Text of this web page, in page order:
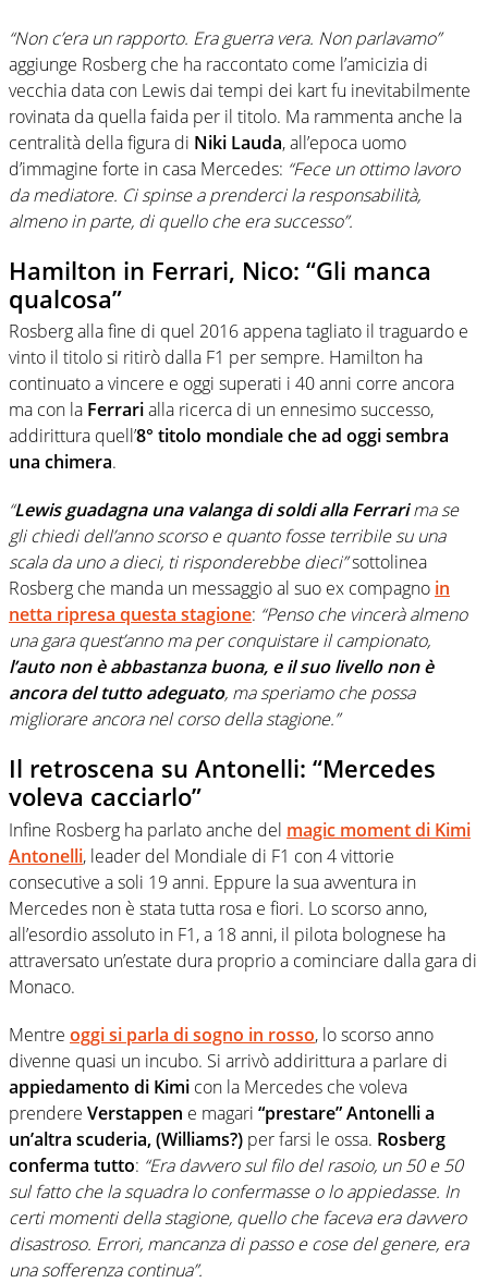
“Non c’era un rapporto. Era guerra vera. Non parlavamo”
aggiunge Rosberg che ha raccontato come l’amicizia di
vecchia data con Lewis dai tempi dei kart fu inevitabilmente
rovinata da quella faida per il titolo. Ma rammenta anche la
centralità della figura di Niki Lauda, all’epoca uomo
d’immagine forte in casa Mercedes: “Fece un ottimo lavoro
da mediatore. Ci spinse a prenderci la responsabilità,
almeno in parte, di quello che era successo”.
Hamilton in Ferrari, Nico: “Gli manca
qualcosa”
Rosberg alla fine di quel 2016 appena tagliato il traguardo e
vinto il titolo si ritirò dalla F1 per sempre. Hamilton ha
continuato a vincere e oggi superati i 40 anni corre ancora
ma con la Ferrarialla ricerca di un ennesimo successo,
addirittura quell’8° titolo mondiale che ad oggi sembra
una chimera.
“Lewis guadagna una valanga di soldi alla Ferrarima se
gli chiedi dell’anno scorso e quanto fosse terribile su una
scala da uno a dieci, ti risponderebbe dieci”sottolinea
Rosberg che manda un messaggio al suo ex compagno in
netta ripresa questa stagione: “Penso che vincerà almeno
una gara quest’anno ma per conquistare il campionato,
l’auto non è abbastanza buona, e il suo livello non è
ancora del tutto adeguato, ma speriamo che possa
migliorare ancora nel corso della stagione.”
Il retroscena su Antonelli: “Mercedes
voleva cacciarlo”
Infine Rosberg ha parlato anche del magic moment di Kimi
Antonelli, leader del Mondiale di F1 con 4 vittorie
consecutive a soli 19 anni. Eppure la sua avventura in
Mercedes non è stata tutta rosa e fiori. Lo scorso anno,
all’esordio assoluto in F1, a 18 anni, il pilota bolognese ha
attraversato un’estate dura proprio a cominciare dalla gara di
Monaco.
Mentre oggi si parla di sogno in rosso, lo scorso anno
divenne quasi un incubo. Si arrivò addirittura a parlare di
appiedamento di Kimi con la Mercedes che voleva
prendere Verstappen e magari “prestare” Antonelli a
un’altra scuderia, (Williams?) per farsi le ossa. Rosberg
conferma tutto: “Era davvero sul filo del rasoio, un 50 e 50
sul fatto che la squadra lo confermasse o lo appiedasse. In
certi momenti della stagione, quello che faceva era davvero
disastroso. Errori, mancanza di passo e cose del genere, era
una sofferenza continua”.